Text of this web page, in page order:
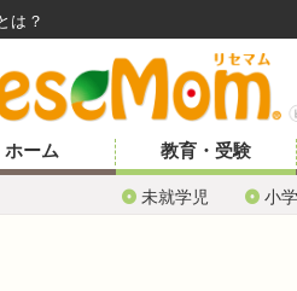
ホーム 教育・受験
未就学児 小